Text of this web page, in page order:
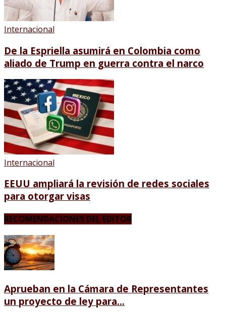
Internacional
De la Espriella asumirá en Colombia como
aliado de Trump en guerra contra el narco
Internacional
EEUU ampliará la revisión de redes sociales
para otorgar visas
RECOMENDACIONES DEL EDITOR
Aprueban en la Cámara de Representantes
un proyecto de ley para...